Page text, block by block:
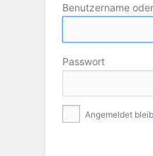
Benutzername
Passwort
Angemeldet